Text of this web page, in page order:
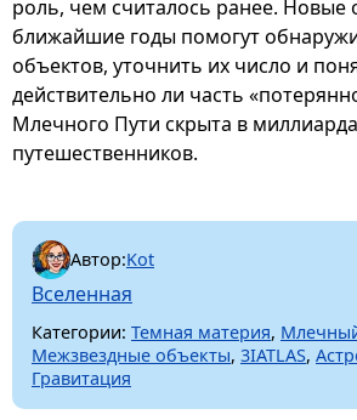
роль, чем считалось ранее. Новые
ближайшие годы помогут
объектов, уточнить их число и
действительно ли часть
Млечного Пути скрыта в
путешественников.
Автор:Kot
Вселенная
Категории: Темная материя,
Межзвездные объекты, 3IATLAS,
Гравитация